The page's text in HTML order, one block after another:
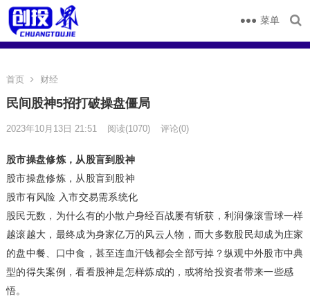
菜单
首页 财经
民间股神5招打破操盘僵局
2023年10月13日 21:51 阅读(1070) 评论(0)
股市操盘修炼，从股盲到股神
股市操盘修炼，从股盲到股神
股市有风险 入市交易需系统化
股民无数，为什么有的小散户身经百战屡有斩获，利润像滚雪球一样
越滚越大，最终成为身家亿万的风云人物，而大多数股民却成为庄家
的盘中餐、口中食，甚至连血汗钱都会全部亏掉？纵观中外股市中典
型的得失案例，看看股神是怎样炼成的，或将给投资者带来一些感
悟。